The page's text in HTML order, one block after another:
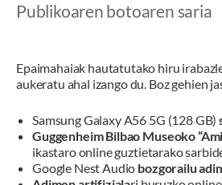
Publikoaren botoaren saria
Epaimahaiak hautatutako hiru
aukeratu ahal izango du. Boz gehien
Samsung Galaxy A56 5G (128 GB)
Guggenheim Bilbao Museoko
ikastaro online guztietarako
Google Nest Audio bozgorailu